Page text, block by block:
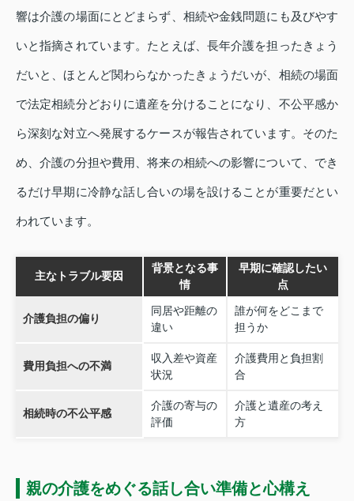
響は介護の場面にとどまらず、相続や金銭問題にも及びやす
いと指摘されています。たとえば、長年介護を担ったきょう
だいと、ほとんど関わらなかったきょうだいが、相続の場面
で法定相続分どおりに遺産を分けることになり、不公平感か
ら深刻な対立へ発展するケースが報告されています。そのた
め、介護の分担や費用、将来の相続への影響について、でき
るだけ早期に冷静な話し合いの場を設けることが重要だとい
われています。
主なトラブル要因
背景となる事
情
早期に確認したい
点
介護負担の偏り
同居や距離の
違い
誰が何をどこまで
担うか
費用負担への不満
収入差や資産
状況
介護費用と負担割
合
相続時の不公平感
介護の寄与の
評価
介護と遺産の考え
方
親の介護をめぐる話し合い準備と心構え